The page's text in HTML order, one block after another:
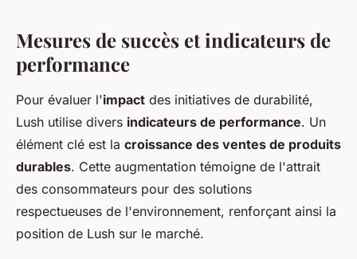
Mesures de succès et indicateurs de
performance
Pour évaluer l'impact des initiatives de durabilité,
Lush utilise divers indicateurs de performance. Un
élément clé est la croissance des ventes de produits
durables. Cette augmentation témoigne de l'attrait
des consommateurs pour des solutions
respectueuses de l'environnement, renforçant ainsi la
position de Lush sur le marché.